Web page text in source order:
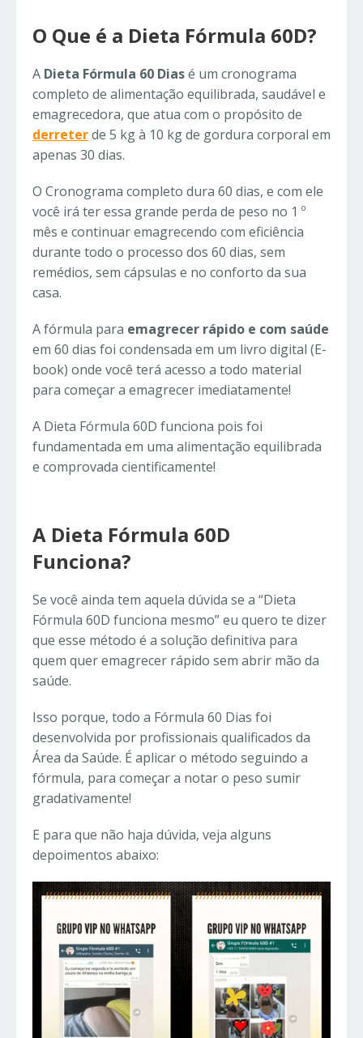
O Que é a Dieta Fórmula 60D?
A Dieta Fórmula 60 Diasé um cronograma
completo de alimentação equilibrada, saudável e
emagrecedora, que atua com o propósito de
derreterde 5 kg à 10 kg de gordura corporal em
apenas 30 dias.
O Cronograma completo dura 60 dias, e com ele
você irá ter essa grande perda de peso no 1 º
mês e continuar emagrecendo com eficiência
durante todo o processo dos 60 dias, sem
remédios, sem cápsulas e no conforto da sua
casa.
A fórmula para emagrecer rápido e com saúde
em 60 dias foi condensada em um livro digital (E-
book) onde você terá acesso a todo material
para começar a emagrecer imediatamente!
A Dieta Fórmula 60D funciona pois foi
fundamentada em uma alimentação equilibrada
e comprovada cientificamente!
A Dieta Fórmula 60D
Funciona?
Se você ainda tem aquela dúvida se a “Dieta
Fórmula 60D funciona mesmo” eu quero te dizer
que esse método é a solução definitiva para
quem quer emagrecer rápido sem abrir mão da
saúde.
Isso porque, todo a Fórmula 60 Dias foi
desenvolvida por profissionais qualificados da
Área da Saúde. É aplicar o método seguindo a
fórmula, para começar a notar o peso sumir
gradativamente!
E para que não haja dúvida, veja alguns
depoimentos abaixo: